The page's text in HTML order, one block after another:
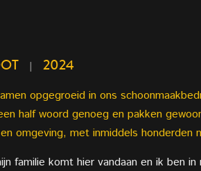
| 2024
opgegroeid in ons
half woord genoeg en pakken
omgeving, met inmiddels honderden
familie komt hier vandaan en ik ben